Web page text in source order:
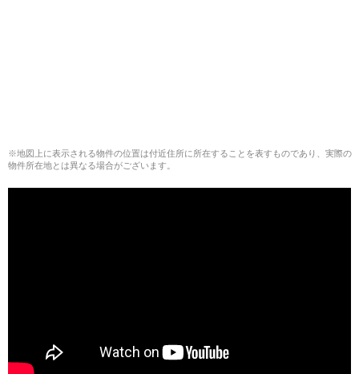
※地図上に表示される物件の位置は付近住所に所在することを表すものであり、実際の
物件所在地とは異なる場合がございます。